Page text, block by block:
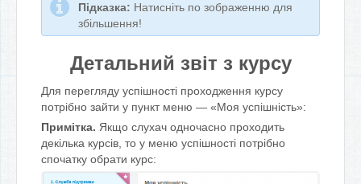
Підказка: Натисніть по зображенню для
збільшення!
Детальний звіт з курсу
Для перегляду успішності проходження курсу
потрібно зайти у пункт меню — «Моя успішність»:
Примітка. Якщо слухач одночасно проходить
декілька курсів, то у меню успішності потрібно
спочатку обрати курс: